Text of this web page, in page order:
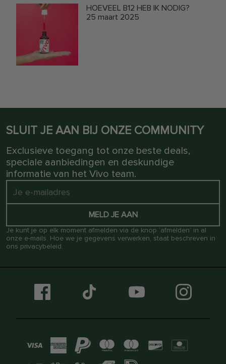
HOEVEEL B12 HEB IK NODIG?
25 maart 2025
SLUIT JE AAN BIJ ONZE COMMUNITY
Exclusieve toegang tot onze beste deals,
speciale aanbiedingen en deskundige
informatie van het Vivo team.
MELD JE AAN
Je kunt je op elk moment afmelden via de knop ‘afmelden’ in al
onze e-mails. Hoe we je gegevens verwerken, staat beschreven in
ons privacybeleid.